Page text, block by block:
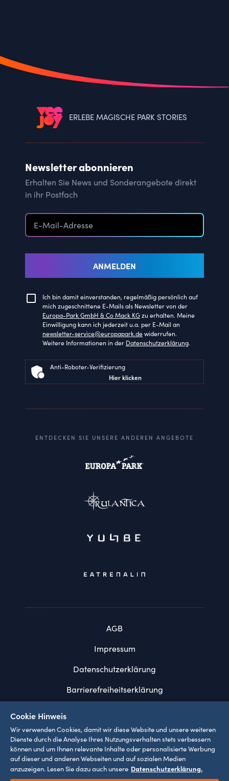
ERLEBE MAGISCHE PARK STORIES
Newsletter abonnieren
Erhalten Sie News und Sonderangebote direkt
in ihr Postfach
ANMELDEN
Ich bin damit einverstanden, regelmäßig persönlich auf
mich zugeschnittene E-Mails als Newsletter von der
Europa-Park GmbH & Co Mack KGzu erhalten. Meine
Einwilligung kann ich jederzeit u.a. per E-Mail an
newsletter-service@europapark.dewiderrufen.
Weitere Informationen in der Datenschutzerklärung.
Anti-Roboter-Verifizierung
Hier klicken
ENTDECKEN SIE UNSERE ANDEREN ANGEBOTE
AGB
Impressum
Datenschutzerklärung
Barrierefreiheitserklärung
Systemvoraussetzungen
Cookie Einstellungen
Cookie Hinweis
Wir verwenden Cookies, damit wir diese Website und unsere weiteren
Dienste durch die Analyse Ihres Nutzungsverhalten stets verbessern
können und um Ihnen relevante Inhalte oder personalisierte Werbung
auf dieser und anderen Webseiten und auf sozialen Medien
anzuzeigen. Lesen Sie dazu auch unsere Datenschutzerklärung.